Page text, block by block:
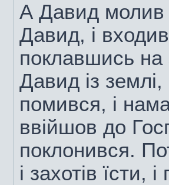
А Давид молив
Давид, і
поклавшись на
Давид із землі,
помився, і
ввійшов до
поклонився.
і захотів їсти,